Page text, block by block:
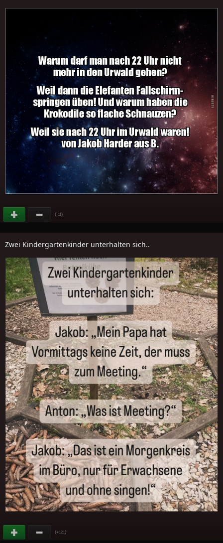
(-11)
Zwei Kindergartenkinder unterhalten sich..
(+121)